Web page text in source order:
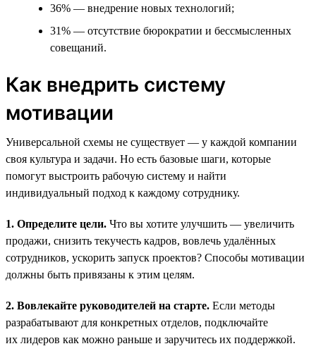
36% — внедрение новых технологий;
31% — отсутствие бюрократии и бессмысленных
совещаний.
Как внедрить систему
мотивации
Универсальной схемы не существует — у каждой компании
своя культура и задачи. Но есть базовые шаги, которые
помогут выстроить рабочую систему и найти
индивидуальный подход к каждому сотруднику.
1. Определите цели. Что вы хотите улучшить — увеличить
продажи, снизить текучесть кадров, вовлечь удалённых
сотрудников, ускорить запуск проектов? Способы мотивации
должны быть привязаны к этим целям.
2. Вовлекайте руководителей на старте. Если методы
разрабатывают для конкретных отделов, подключайте
их лидеров как можно раньше и заручитесь их поддержкой.